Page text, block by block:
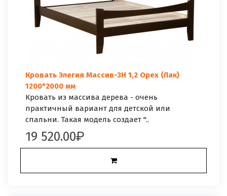
Кровать Элегия Массив-3Н 1,2 Орех (Лак)
1200*2000 мм
Кровать из массива дерева - очень
практичный вариант для детской или
спальни. Такая модель создает "..
19 520.00